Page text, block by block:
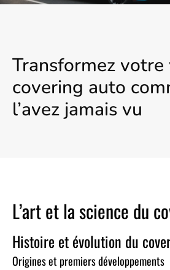
Transformez
covering auto
l’avez jamais vu
L’art et la science du
Histoire et évolution du
Origines et premiers développements